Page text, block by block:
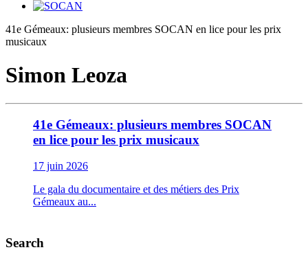
41e Gémeaux: plusieurs membres SOCAN en lice pour les prix
musicaux
Simon Leoza
41e Gémeaux: plusieurs membres SOCAN
en lice pour les prix musicaux
17 juin 2026
Le gala du documentaire et des métiers des Prix
Gémeaux au...
Search